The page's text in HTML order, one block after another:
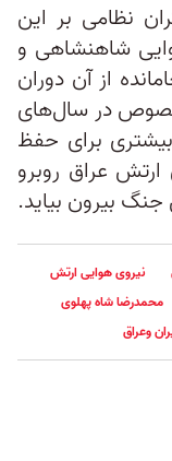
نظامی بر این
شاهنشاهی و
از آن دوران
در سال‌های
برای حفظ
عراق روبرو
بیرون بیاید.
نیروی هوایی ارتش
محمدرضا شاه پهلوی
وعراق